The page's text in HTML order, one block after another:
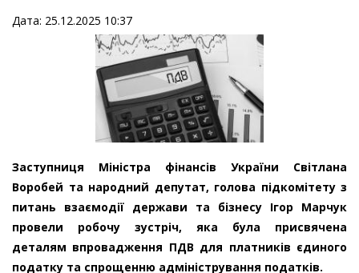
Дата: 25.12.2025 10:37
Заступниця Міністра фінансів України Світлана
Воробей та народний депутат, голова підкомітету з
питань взаємодії держави та бізнесу Ігор Марчук
провели робочу зустріч, яка була присвячена
деталям впровадження ПДВ для платників єдиного
податку та спрощенню адміністрування податків.